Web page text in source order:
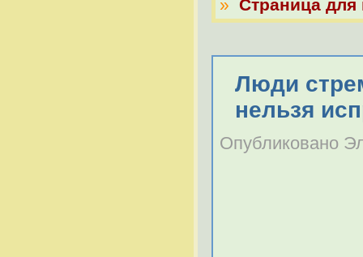
» Страница для
Люди
нельзя
Опубликовано